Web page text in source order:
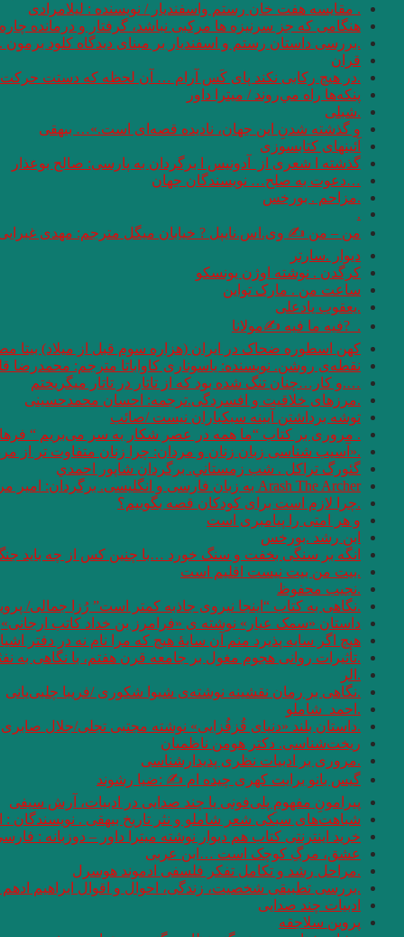
. مقایسه هفت ‌خان رستم واسفندیار / نویسنده : لیلامرادی
هنگامی که جز سرنیزه ها مرکبی نباشد، گرفتار و درمانده
.بررسی داستان رستم و اسفندیار بر مبنای دیدگاه کلود برمون
قران
.در هیچ رکابی نکند پای کَس آرام … آن لحظه که دستت حرکت
پنكه‌ها راه مي‌روند / میترا داور
.شبلی
و گذشته شدنِ این جهان، نادیده قصه‌ای است.»… بیهقی
آئینهای كتابسوزی
گذشته ا شعری از آدونیس ا برگردان به پارسی: صالح بوعذار
…دعوت به صلح… نویسندگان جهان
.مزاحم . بورخس
.
من – من ✍ وی.اس.نایپل ? خیابان میگل مترجم: مهدی
دیوار .سارتر
کرگدن . نوشته اوژن یونسکو
ساعت من . مارک تواین
.یعقوب یادعلی
. ‏ ?فیه ما فیه ✍مولانا
کهن اسطوره ضحاک در ایران (هزاره سوم قبل از میلاد) بیتا
نقطه‌ی روشن. نویسنده: یاسوناری کاواباتا مترجم: محمد‌رضا
….و كار…چنان تنگ شده بود كه از تاتار در تاتار ميگريختم
.مرزهای خلاقیت و افسردگی.ترجمه: احسان محمدحسینی
توشه برداشتن آیینه سبکباران نیست /صائب
. مروری بر کتاب “ما همه در عصر شکار به سر می‌بریم “‌
.«آسیب شناسی زبان زنان و مردان: چرا زنان متفاوت تر از مردان سخن
گئورگ تراكل . شب زمستاني. برگردان شاپور احمدي
Arash The Archer به زبان فارسی و انگلیسی. برگردان: امیر مرعشی
.چرا لازم است برای کودکان قصه بگوییم؟
و هر امتى را پيامبرى است
ابن رشد .بورخس
انگه بر سنگی بخفت و سنگ خورد …با چنین کس از چه باید
.بیت من بیت نیست اقلیم است
.نجیب محفوظ
.نگاهی به کتاب “اینجا نیروی جاذبه کمتر است” رُزا جمالی/
داستان «سمک عیار» نوشته ی «فرامرز بن خداد کاتب ارجانی»
هیچ اگر سایه پذیرد منم آن سایهٔ هیچ که مرا نام نه در دفتر
.تأثیرات روانی هجوم مغول بر جامعه قرن هفتم، با نگاهی به
.الر
.نگاهی بر رمان نقشینه نوشته‌ی شیوا شکوری /فریبا چلبی‌یانی
.احمد_شاملو
.داستان بلند «دنیای قُزقُزایی» نوشته مجتبی تجلی/جلال صابری
ریخت‌شناسی. دکتر هومن ناظمیان
.مروری بر ادبیات نظری پدیدارشناسی
گیس بانو برایت کهری چیده ام ✍ :ضیا رشوند
پیرامونِ مفهومِ پلی‌فونی یا چند صدایی در ادبیات، آرش سیفی
شباهت‌های سبکی شعر شاملو و نثر تاریخ بیهقی . نویسندگان
خرید اینترنتی کتاب هم دیوار نوشته میترا داور – دوزبانه :
عشق، مرگِ کوچک است …ابن عربی
.مراحل رشد و تکامل تفکر فلسفی ادموند هوسرل
.بررسی تطبیقی شخصیت، زندگی، احوال و اقوال ابراهیم ادهم
ادبیات چند صدایی
پروین سلاجقه